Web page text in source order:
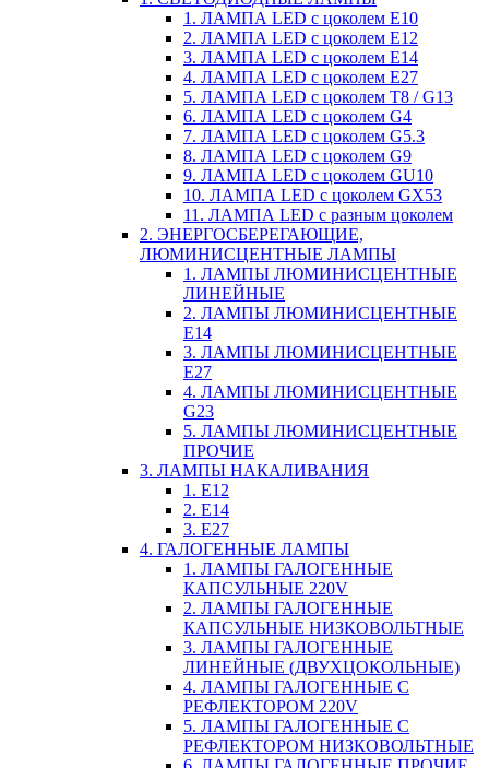
1. ЛАМПА LED c цоколем E10
2. ЛАМПА LED c цоколем E12
3. ЛАМПА LED c цоколем E14
4. ЛАМПА LED c цоколем E27
5. ЛАМПА LED c цоколем T8 / G13
6. ЛАМПА LED c цоколем G4
7. ЛАМПА LED c цоколем G5.3
8. ЛАМПА LED c цоколем G9
9. ЛАМПА LED c цоколем GU10
10. ЛАМПА LED c цоколем GX53
11. ЛАМПА LED c разным цоколем
2. ЭНЕРГОСБЕРЕГАЮЩИЕ,
ЛЮМИНИСЦЕНТНЫЕ ЛАМПЫ
1. ЛАМПЫ ЛЮМИНИСЦЕНТНЫЕ
ЛИНЕЙНЫЕ
2. ЛАМПЫ ЛЮМИНИСЦЕНТНЫЕ
E14
3. ЛАМПЫ ЛЮМИНИСЦЕНТНЫЕ
E27
4. ЛАМПЫ ЛЮМИНИСЦЕНТНЫЕ
G23
5. ЛАМПЫ ЛЮМИНИСЦЕНТНЫЕ
ПРОЧИЕ
3. ЛАМПЫ НАКАЛИВАНИЯ
1. E12
2. Е14
3. Е27
4. ГАЛОГЕННЫЕ ЛАМПЫ
1. ЛАМПЫ ГАЛОГЕННЫЕ
КАПСУЛЬНЫЕ 220V
2. ЛАМПЫ ГАЛОГЕННЫЕ
КАПСУЛЬНЫЕ НИЗКОВОЛЬТНЫЕ
3. ЛАМПЫ ГАЛОГЕННЫЕ
ЛИНЕЙНЫЕ (ДВУХЦОКОЛЬНЫЕ)
4. ЛАМПЫ ГАЛОГЕННЫЕ С
РЕФЛЕКТОРОМ 220V
5. ЛАМПЫ ГАЛОГЕННЫЕ С
РЕФЛЕКТОРОМ НИЗКОВОЛЬТНЫЕ